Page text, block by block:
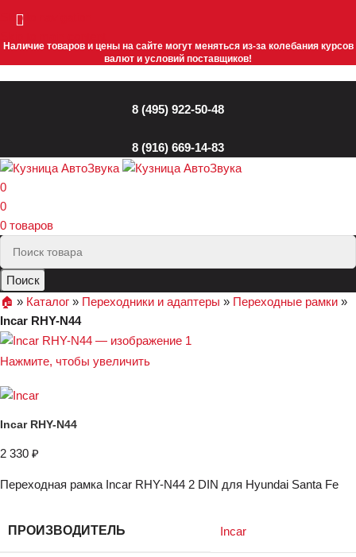
Skip to navigation
Наличие товаров и цены на сайте могут меняться из-за колебания курсов
валют и условий поставщиков!
8 (495) 922-50-48
8 (916) 669-14-83
0
0
0 товаров
Поиск
🏠︎ » Каталог » Переходники и адаптеры » Переходные рамки »
Incar RHY-N44
Нажмите, чтобы увеличить
Incar RHY-N44
2 330 ₽
Переходная рамка Incar RHY-N44 2 DIN для Hyundai Santa Fe
ПРОИЗВОДИТЕЛЬ Incar